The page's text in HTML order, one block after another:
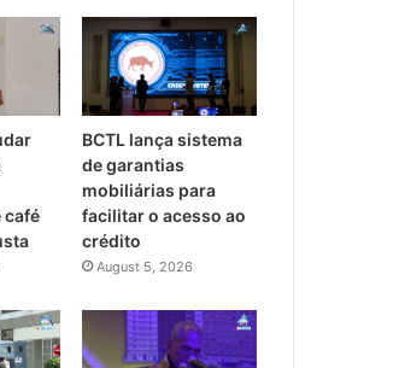
café
BCTL lança sistema
de garantias
mobiliárias para
facilitar o acesso ao
crédito
August 5, 2026